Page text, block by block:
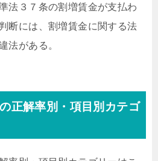
法３７条の割増賃金が支払わ
断には、割増賃金に関する法
法がある。
正解率別・項目別カテゴ